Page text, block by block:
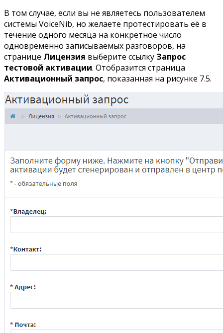
В том случае, если вы не являетесь пользователем
системы VoiceNib, но желаете протестировать её в
течение одного месяца на конкретное число
одновременно записываемых разговоров, на
странице Лицензия выберите ссылку Запрос
тестовой активации. Отобразится страница
Активационный запрос, показанная на рисунке 7.5.